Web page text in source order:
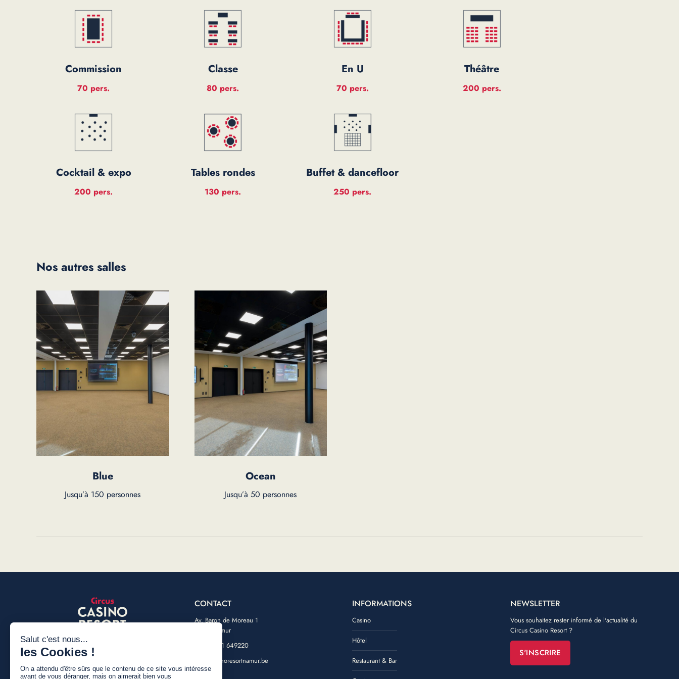
Commission
70 pers.
Classe
80 pers.
En U
70 pers.
Théâtre
200 pers.
Cocktail & expo
200 pers.
Tables rondes
130 pers.
Buffet & dancefloor
250 pers.
Nos autres salles
Blue
Jusqu’à 150 personnes
Ocean
Jusqu’à 50 personnes
CONTACT
Av. Baron de Moreau 1
5000 Namur
+32 (0) 81 649220
info@casinoresortnamur.be
INFORMATIONS
Casino
Hôtel
Restaurant & Bar
NEWSLETTER
Vous souhaitez rester informé de l'actualité du
Circus Casino Resort ?
S'INSCRIRE